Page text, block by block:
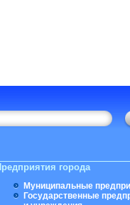
города
Муниципальные
Государственные